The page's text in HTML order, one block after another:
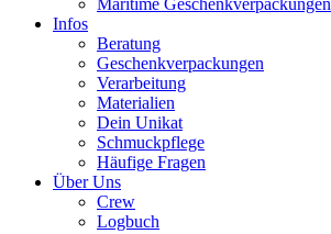
Infos
Beratung
Geschenkverpackungen
Verarbeitung
Materialien
Dein Unikat
Schmuckpflege
Häufige Fragen
Über Uns
Crew
Logbuch